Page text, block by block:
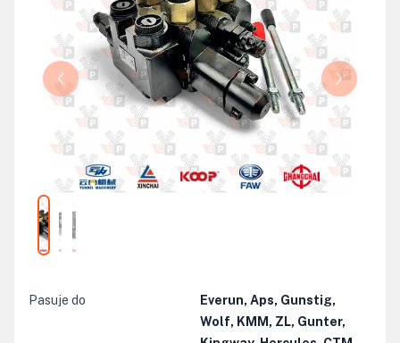
Pasuje do
Everun, Aps, Gunstig,
Wolf, KMM, ZL, Gunter,